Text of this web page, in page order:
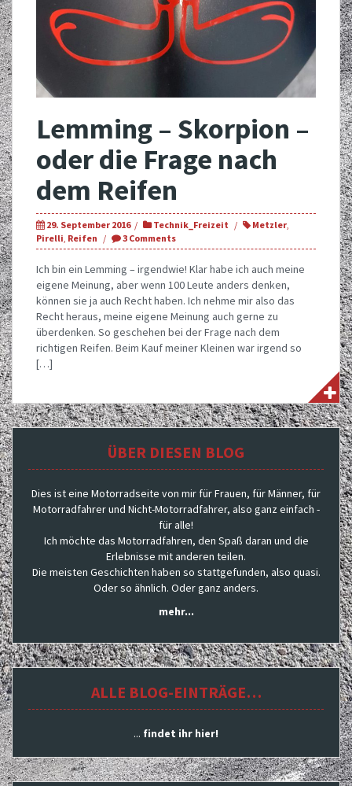
Lemming – Skorpion –
oder die Frage nach
dem Reifen
29. September 2016 Technik_Freizeit Metzler
Pirelli Reifen 3 Comments
Ich bin ein Lemming – irgendwie! Klar habe ich auch meine
eigene Meinung, aber wenn 100 Leute anders denken,
können sie ja auch Recht haben. Ich nehme mir also das
Recht heraus, meine eigene Meinung auch gerne zu
überdenken. So geschehen bei der Frage nach dem
richtigen Reifen. Beim Kauf meiner Kleinen war irgend so
[…]
ÜBER DIESEN BLOG
Dies ist eine Motorradseite von mir für Frauen, für Männer, für
Motorradfahrer und Nicht-Motorradfahrer, also ganz einfach -
für alle!
Ich möchte das Motorradfahren, den Spaß daran und die
Erlebnisse mit anderen teilen.
Die meisten Geschichten haben so stattgefunden, also quasi.
Oder so ähnlich. Oder ganz anders.
mehr...
ALLE BLOG-EINTRÄGE…
... findet ihr hier!